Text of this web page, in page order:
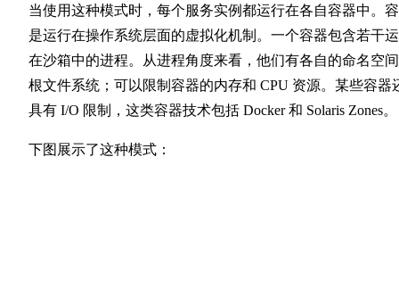
当使用这种模式时，每个服务实例都运行在各自容器中。
是运行在操作系统层面的虚拟化机制。一个容器包含若干
在沙箱中的进程。从进程角度来看，他们有各自的命名空
根文件系统；可以限制容器的内存和 CPU 资源。某些容器
具有 I/O 限制，这类容器技术包括 Docker 和 Solaris Zones。
下图展示了这种模式：